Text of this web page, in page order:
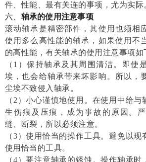
件、性能、最有关连的事项，尤为实际
六、 轴承的使用注意事项
滚动轴承是精密部件，其使用也须相
使用多么高性能的轴承，如果使用不
的高性能，有关轴承的使用注意事项如
（ 1 ）保持轴承及其周围清洁。
即使
埃，也会给轴承带来坏影响。所以，
尘埃不致侵入轴承。
（ 2 ）小心谨慎地使用。 在使用中给与
生伤痕及压痕，成为事故的原因。
缝、断裂，所以必须注意。
（3）使用恰当的操作工具。避免以现
使用恰当的工具。
（4）要注意轴承的锈蚀。操作轴承时